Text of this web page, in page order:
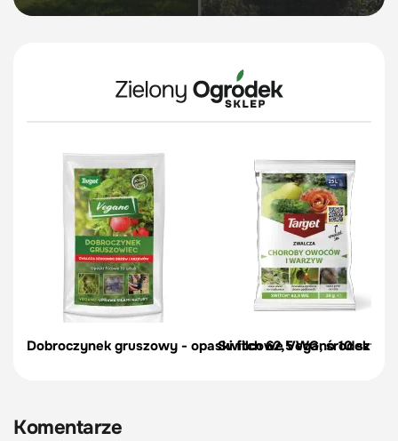
Dobroczynek gruszowy - opaski filcowe Vegano 10 szt.
Switch 62,5 WG, środek
Komentarze